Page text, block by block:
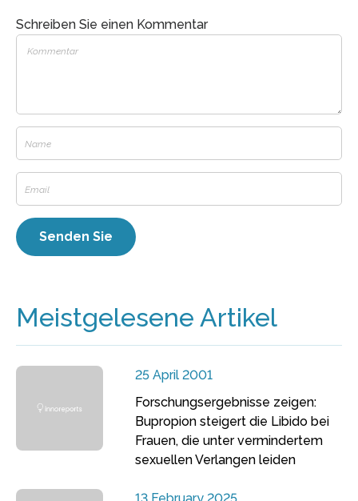
Schreiben Sie einen Kommentar
Meistgelesene Artikel
25 April 2001
Forschungsergebnisse zeigen:
Bupropion steigert die Libido bei
Frauen, die unter vermindertem
sexuellen Verlangen leiden
13 February 2025